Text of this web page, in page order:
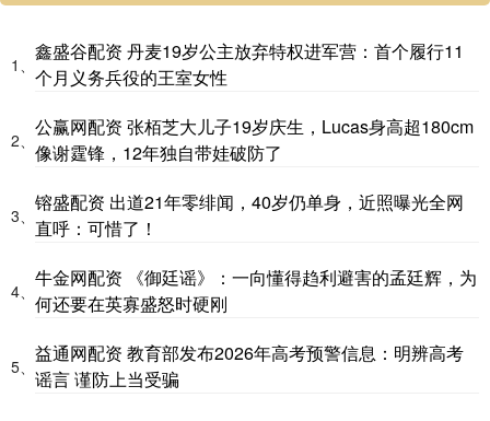
1、
鑫盛谷配资 丹麦19岁公主放弃特权进军营：首个履行11
个月义务兵役的王室女性
2、
公赢网配资 张栢芝大儿子19岁庆生，Lucas身高超180cm
像谢霆锋，12年独自带娃破防了
3、
镕盛配资 出道21年零绯闻，40岁仍单身，近照曝光全网
直呼：可惜了！
4、
牛金网配资 《御廷谣》：一向懂得趋利避害的孟廷辉，为
何还要在英寡盛怒时硬刚
5、
益通网配资 教育部发布2026年高考预警信息：明辨高考
谣言 谨防上当受骗